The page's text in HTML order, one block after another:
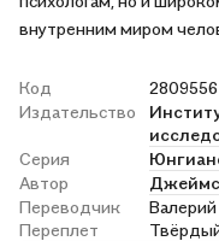
внутренним миром
Код
2809556
Издательство
Серия
Автор
Переводчик
Переплет